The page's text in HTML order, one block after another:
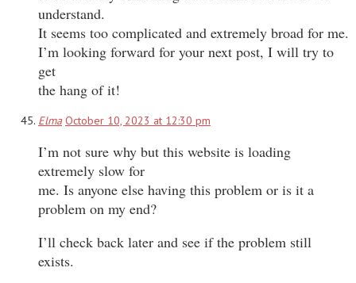
understand.
It seems too complicated and extremely broad for me.
I’m looking forward for your next post, I will try to
get
the hang of it!
Elma October 10, 2023 at 12:30 pm
I’m not sure why but this website is loading
extremely slow for
me. Is anyone else having this problem or is it a
problem on my end?
I’ll check back later and see if the problem still
exists.